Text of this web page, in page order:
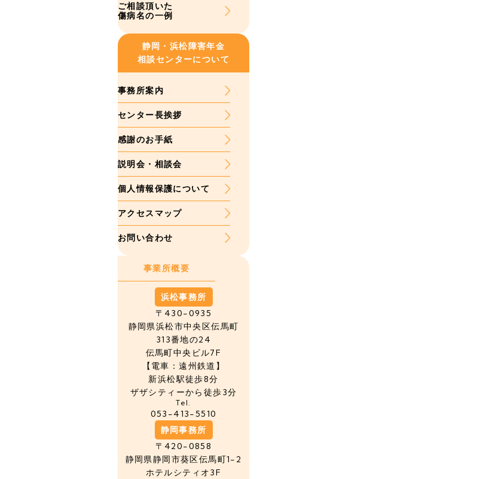
ご相談頂いた
傷病名の一例
静岡・浜松障害年金
相談センターについて
事務所案内
センター長挨拶
感謝のお手紙
説明会・相談会
個人情報保護について
アクセスマップ
お問い合わせ
事業所概要
浜松事務所
〒430-0935
静岡県浜松市中央区伝馬町
313番地の24
伝馬町中央ビル7F
【電車：遠州鉄道】
新浜松駅徒歩8分
ザザシティーから徒歩3分
Tel.
053-413-5510
静岡事務所
〒420-0858
静岡県静岡市葵区伝馬町1-2
ホテルシティオ3F